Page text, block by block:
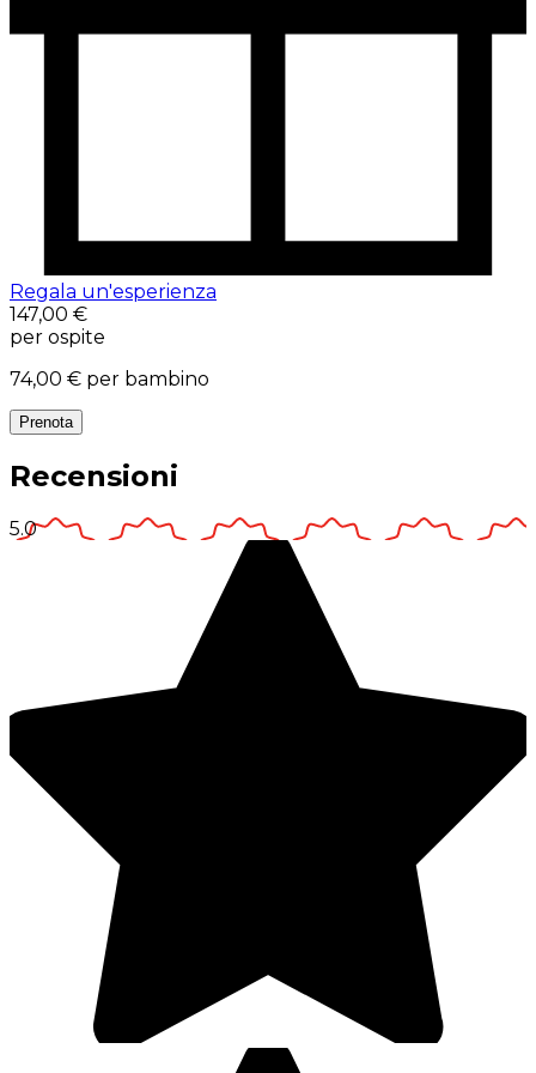
Regala un'esperienza
147,00 €
per ospite
74,00 € per bambino
Prenota
Recensioni
5.0